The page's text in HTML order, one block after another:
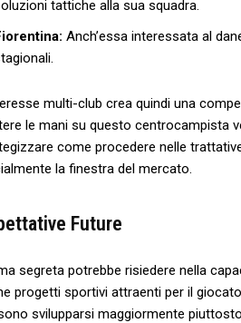
tattiche alla sua squadra.
Anch’essa interessata al
multi-club crea quindi una
le mani su questo centrocampista
come procedere nelle
la finestra del mercato.
Future
segreta potrebbe risiedere nella
‍progetti sportivi attraenti per il
svilupparsi maggiormente